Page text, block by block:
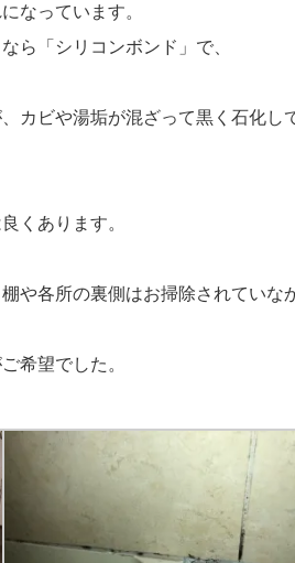
なっています。
ら「シリコンボンド」で、
カビや湯垢が混ざって黒く石化し
くあります。
や各所の裏側はお掃除されていな
希望でした。